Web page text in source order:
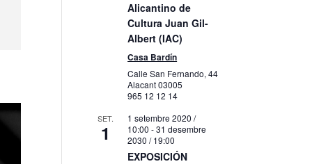
Alicantino de
Cultura Juan Gil-
Albert (IAC)
Casa Bardín
Calle San Fernando, 44
Alacant03005
965 12 12 14
SET.
1
1 setembre 2020 /
10:00 -31 desembre
2030 / 19:00
EXPOSICIÓN